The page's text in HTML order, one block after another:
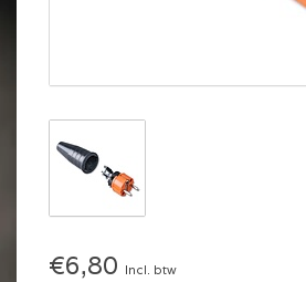
€6,80 Incl. btw